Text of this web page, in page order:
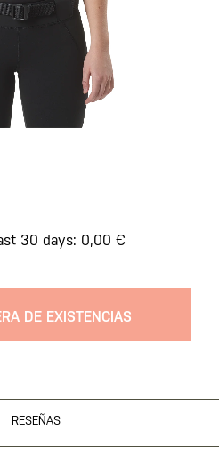
30 days: 0,00 €
DE EXISTENCIAS
RESEÑAS